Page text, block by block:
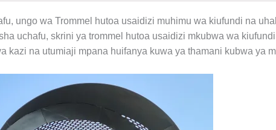
ungo wa Trommel hutoa usaidizi muhimu wa kiufundi na
uchafu, skrini ya trommel hutoa usaidizi mkubwa wa
kazi na utumiaji mpana huifanya kuwa ya thamani kubwa ya